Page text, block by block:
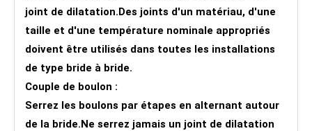
joint de dilatation.Des joints d'un matériau, d'une
taille et d'une température nominale appropriés
doivent être utilisés dans toutes les installations
de type bride à bride.
Couple de boulon :
Serrez les boulons par étapes en alternant autour
de la bride.Ne serrez jamais un joint de dilatation